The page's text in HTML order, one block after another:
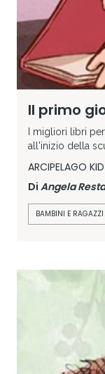
Il primo
I migliori libri
all'inizio della
ARCIPELAGO
Di Angela Resta
BAMBINI E RAGAZZI